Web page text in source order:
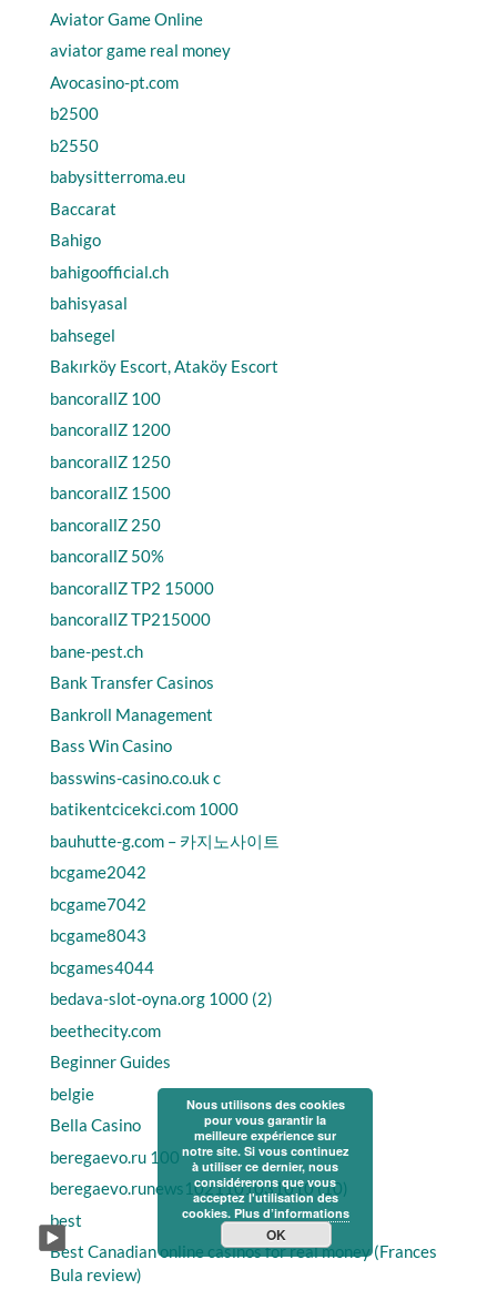
Aviator Game Online
aviator game real money
Avocasino-pt.com
b2500
b2550
babysitterroma.eu
Baccarat
Bahigo
bahigoofficial.ch
bahisyasal
bahsegel
Bakırköy Escort, Ataköy Escort
bancorallZ 100
bancorallZ 1200
bancorallZ 1250
bancorallZ 1500
bancorallZ 250
bancorallZ 50%
bancorallZ TP2 15000
bancorallZ TP215000
bane-pest.ch
Bank Transfer Casinos
Bankroll Management
Bass Win Casino
basswins-casino.co.uk c
batikentcicekci.com 1000
bauhutte-g.com – 카지노사이트
bcgame2042
bcgame7042
bcgame8043
bcgames4044
bedava-slot-oyna.org 1000 (2)
beethecity.com
Beginner Guides
belgie
Bella Casino
beregaevo.ru 100
beregaevo.runews1021101031010 (10)
best
Best Canadian online casinos for real money (Frances
Bula review)
Nous utilisons des cookies
pour vous garantir la
meilleure expérience sur
notre site. Si vous continuez
à utiliser ce dernier, nous
considérerons que vous
acceptez l'utilisation des
cookies. Plus d’informations
OK